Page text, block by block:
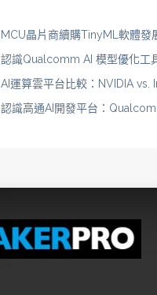
MCU晶片商續購TinyML軟體發
認識Qualcomm AI 模型優化工
AI運算雲平台比較：NVIDIA
認識高通AI開發平台：